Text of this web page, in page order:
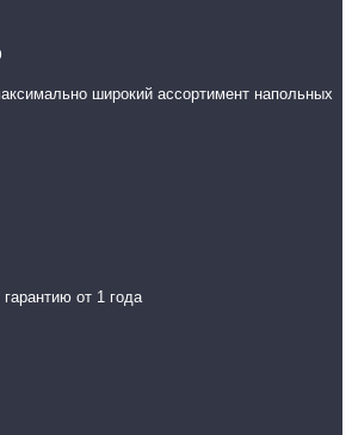
широкий ассортимент напольных
от 1 года